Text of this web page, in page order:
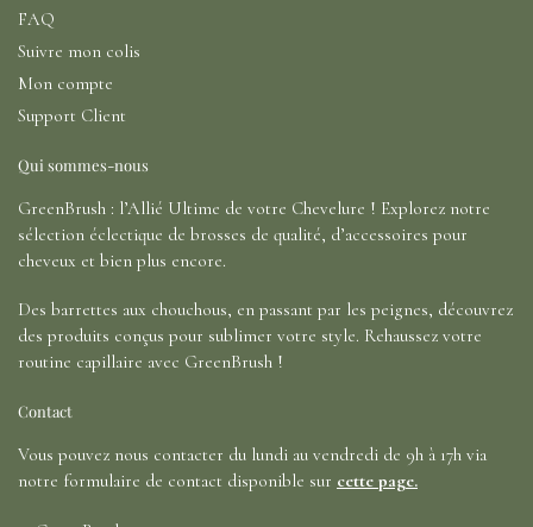
FAQ
Suivre mon colis
Mon compte
Support Client
Qui sommes-nous
GreenBrush : l’Allié Ultime de votre Chevelure ! Explorez notre
sélection éclectique de brosses de qualité, d’accessoires pour
cheveux et bien plus encore.
Des barrettes aux chouchous, en passant par les peignes, découvrez
des produits conçus pour sublimer votre style. Rehaussez votre
routine capillaire avec GreenBrush !
Contact
Vous pouvez nous contacter du lundi au vendredi de 9h à 17h via
notre formulaire de contact disponible sur cette page.